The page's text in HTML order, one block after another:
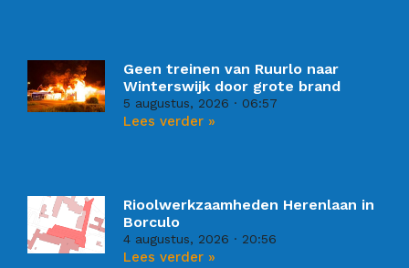
Geen treinen van Ruurlo naar
Winterswijk door grote brand
5 augustus, 2026 06:57
Lees verder »
Rioolwerkzaamheden Herenlaan in
Borculo
4 augustus, 2026 20:56
Lees verder »